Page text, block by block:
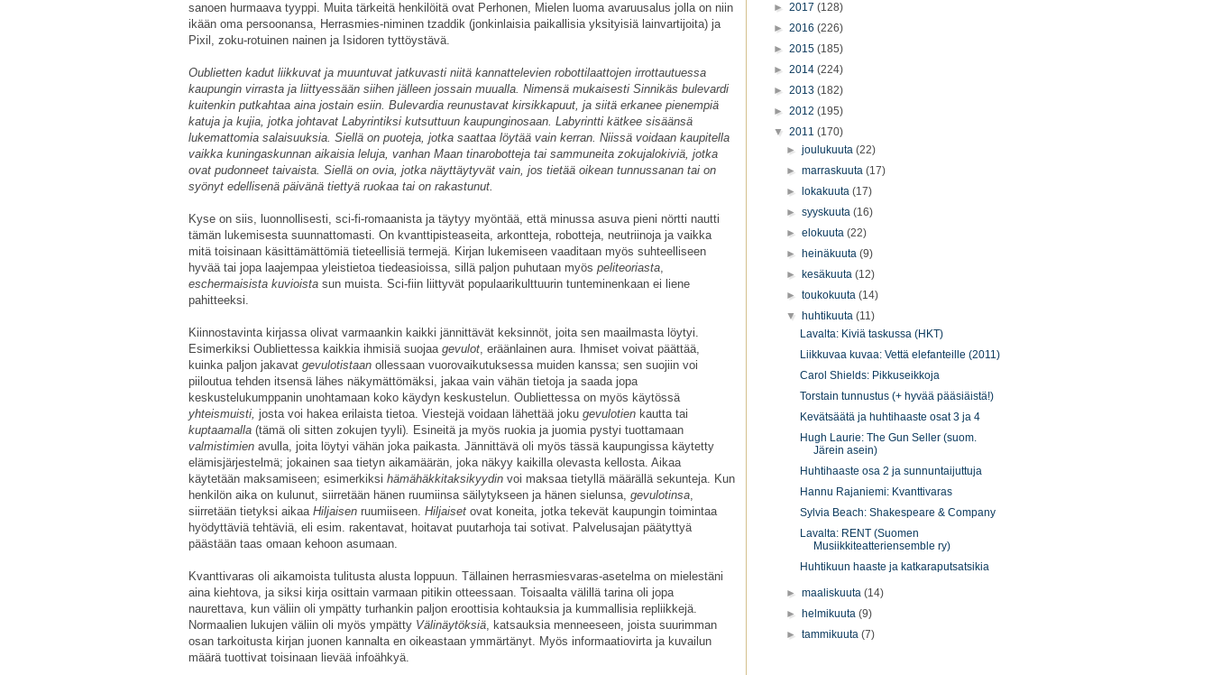
sanoen hurmaava tyyppi. Muita tärkeitä henkilöitä ovat Perhonen, Mielen luoma avaruusalus jolla on niin
ikään oma persoonansa, Herrasmies-niminen tzaddik (jonkinlaisia paikallisia yksityisiä lainvartijoita) ja
Pixil, zoku-rotuinen nainen ja Isidoren tyttöystävä.
Oublietten kadut liikkuvat ja muuntuvat jatkuvasti niitä kannattelevien robottilaattojen irrottautuessa
kaupungin virrasta ja liittyessään siihen jälleen jossain muualla. Nimensä mukaisesti Sinnikäs bulevardi
kuitenkin putkahtaa aina jostain esiin. Bulevardia reunustavat kirsikkapuut, ja siitä erkanee pienempiä
katuja ja kujia, jotka johtavat Labyrintiksi kutsuttuun kaupunginosaan. Labyrintti kätkee sisäänsä
lukemattomia salaisuuksia. Siellä on puoteja, jotka saattaa löytää vain kerran. Niissä voidaan kaupitella
vaikka kuningaskunnan aikaisia leluja, vanhan Maan tinarobotteja tai sammuneita zokujalokiviä, jotka
ovat pudonneet taivaista. Siellä on ovia, jotka näyttäytyvät vain, jos tietää oikean tunnussanan tai on
syönyt edellisenä päivänä tiettyä ruokaa tai on rakastunut.
Kyse on siis, luonnollisesti, sci-fi-romaanista ja täytyy myöntää, että minussa asuva pieni nörtti nautti
tämän lukemisesta suunnattomasti. On kvanttipisteaseita, arkontteja, robotteja, neutriinoja ja vaikka
mitä toisinaan käsittämättömiä tieteellisiä termejä. Kirjan lukemiseen vaaditaan myös suhteelliseen
hyvää tai jopa laajempaa yleistietoa tiedeasioissa, sillä paljon puhutaan myös peliteoriasta,
eschermaisista kuvioista sun muista. Sci-fiin liittyvät populaarikulttuurin tunteminenkaan ei liene
pahitteeksi.
Kiinnostavinta kirjassa olivat varmaankin kaikki jännittävät keksinnöt, joita sen maailmasta löytyi.
Esimerkiksi Oubliettessa kaikkia ihmisiä suojaa gevulot, eräänlainen aura. Ihmiset voivat päättää,
kuinka paljon jakavat gevulotistaan ollessaan vuorovaikutuksessa muiden kanssa; sen suojiin voi
piiloutua tehden itsensä lähes näkymättömäksi, jakaa vain vähän tietoja ja saada jopa
keskustelukumppanin unohtamaan koko käydyn keskustelun. Oubliettessa on myös käytössä
yhteismuisti, josta voi hakea erilaista tietoa. Viestejä voidaan lähettää joku gevulotien kautta tai
kuptaamalla (tämä oli sitten zokujen tyyli). Esineitä ja myös ruokia ja juomia pystyi tuottamaan
valmistimien avulla, joita löytyi vähän joka paikasta. Jännittävä oli myös tässä kaupungissa käytetty
elämisjärjestelmä; jokainen saa tietyn aikamäärän, joka näkyy kaikilla olevasta kellosta. Aikaa
käytetään maksamiseen; esimerkiksi hämähäkkitaksikyydin voi maksaa tietyllä määrällä sekunteja. Kun
henkilön aika on kulunut, siirretään hänen ruumiinsa säilytykseen ja hänen sielunsa, gevulotinsa,
siirretään tietyksi aikaa Hiljaisen ruumiiseen. Hiljaiset ovat koneita, jotka tekevät kaupungin toimintaa
hyödyttäviä tehtäviä, eli esim. rakentavat, hoitavat puutarhoja tai sotivat. Palvelusajan päätyttyä
päästään taas omaan kehoon asumaan.
Kvanttivaras oli aikamoista tulitusta alusta loppuun. Tällainen herrasmiesvaras-asetelma on mielestäni
aina kiehtova, ja siksi kirja osittain varmaan pitikin otteessaan. Toisaalta välillä tarina oli jopa
naurettava, kun väliin oli ympätty turhankin paljon eroottisia kohtauksia ja kummallisia repliikkejä.
Normaalien lukujen väliin oli myös ympätty Välinäytöksiä, katsauksia menneeseen, joista suurimman
osan tarkoitusta kirjan juonen kannalta en oikeastaan ymmärtänyt. Myös informaatiovirta ja kuvailun
määrä tuottivat toisinaan lievää infoähkyä.
► 2017 (128)
► 2016 (226)
► 2015 (185)
► 2014 (224)
► 2013 (182)
► 2012 (195)
▼ 2011 (170)
►joulukuuta(22)
►marraskuuta(17)
►
lokakuuta(17)
►syyskuuta(16)
►elokuuta(22)
► heinäkuuta(9)
►
kesäkuuta(12)
►toukokuuta(14)
▼ huhtikuuta(11)
Lavalta: Kiviä taskussa (HKT)
Liikkuvaa kuvaa: Vettä elefanteille (2011)
Carol Shields: Pikkuseikkoja
Torstain tunnustus (+ hyvää pääsiäistä!)
Kevätsäätä ja huhtihaaste osat 3 ja 4
Hugh Laurie: The Gun Seller (suom.
Järein asein)
Huhtihaaste osa 2 ja sunnuntaijuttuja
Hannu Rajaniemi: Kvanttivaras
Sylvia Beach: Shakespeare & Company
Lavalta: RENT (Suomen
Musiikkiteatteriensemble ry)
Huhtikuun haaste ja katkaraputsatsikia
►maaliskuuta(14)
► helmikuuta(9)
►tammikuuta(7)